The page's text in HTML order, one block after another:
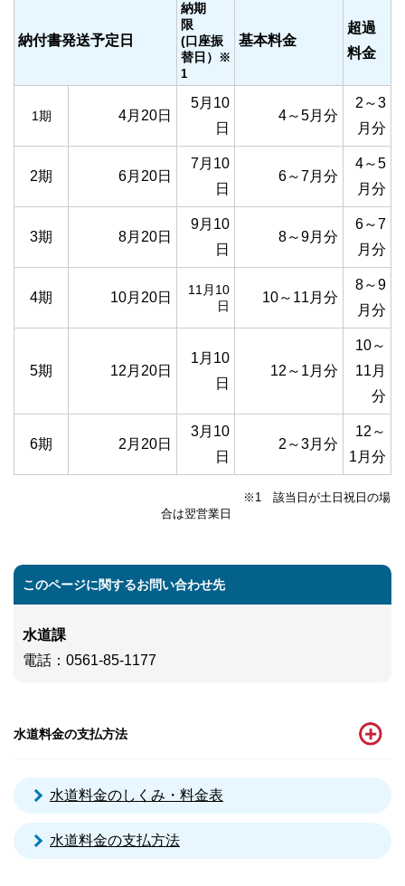
納付書発送予定日
納期
限
(口座振
替日）
※
1
基本料金
超過
料金
1期 4月20日
5月10
日
4～5月分
2～3
月分
2期 6月20日
7月10
日
6～7月分
4～5
月分
3期 8月20日
9月10
日
8～9月分
6～7
月分
4期 10月20日
11月10
日
10～11月分
8～9
月分
5期 12月20日
1月10
日
12～1月分
10～
11月
分
6期 2月20日
3月10
日
2～3月分
12～
1月分
※1 該当日が土日祝日の場
合は翌営業日
このページに関するお問い合わせ先
水道課
電話 ：0561-85-1177
水道料金の支払方法
水道料金のしくみ・料金表
水道料金の支払方法